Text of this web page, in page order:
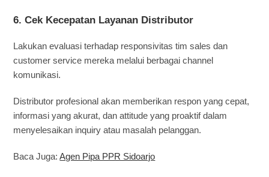
6. Cek Kecepatan Layanan Distributor
Lakukan evaluasi terhadap responsivitas tim sales dan
customer service mereka melalui berbagai channel
komunikasi.
Distributor profesional akan memberikan respon yang cepat,
informasi yang akurat, dan attitude yang proaktif dalam
menyelesaikan inquiry atau masalah pelanggan.
Baca Juga:Agen Pipa PPR Sidoarjo